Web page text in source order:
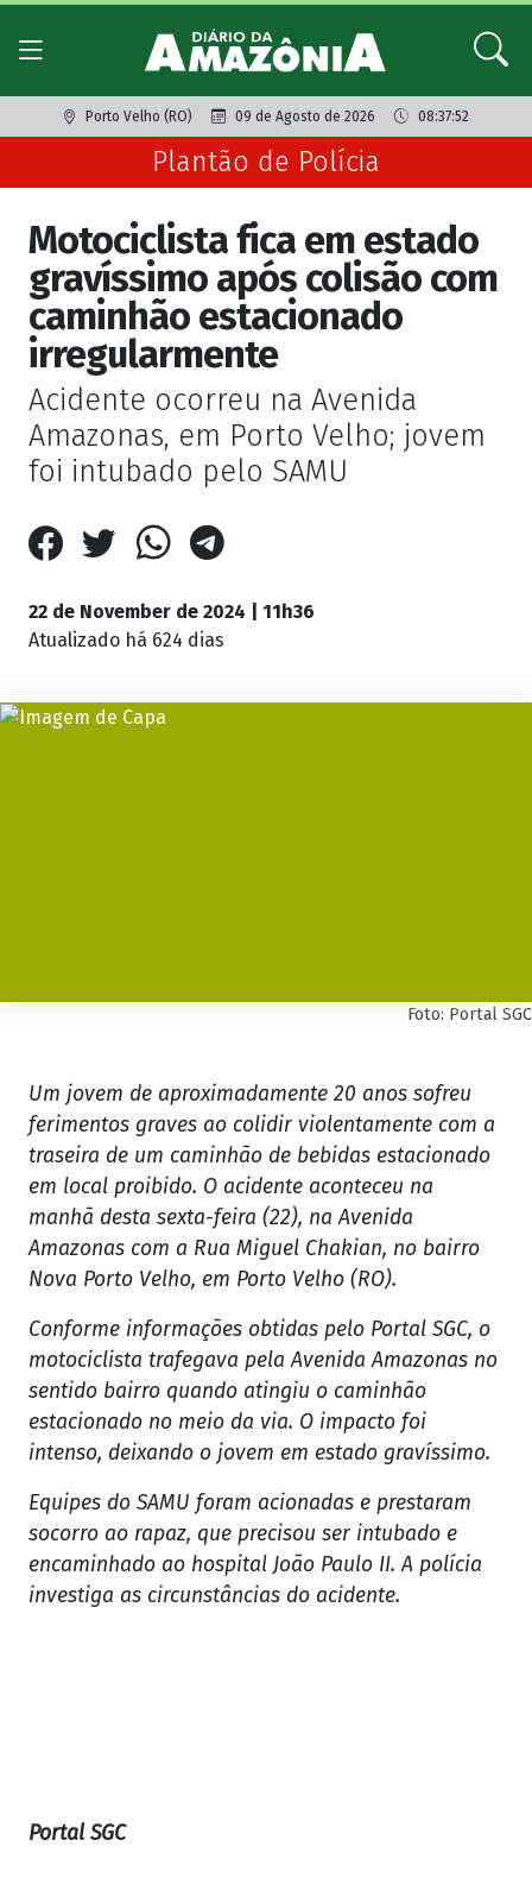
Porto Velho (RO) 09 de Agosto de 2026 08:37:52
Plantão de Polícia
Motociclista fica em estado
gravíssimo após colisão com
caminhão estacionado
irregularmente
Acidente ocorreu na Avenida
Amazonas, em Porto Velho; jovem
foi intubado pelo SAMU
22 de November de 2024 | 11h36
Atualizado há 624 dias
Foto: Portal SGC
Um jovem de aproximadamente 20 anos sofreu
ferimentos graves ao colidir violentamente com a
traseira de um caminhão de bebidas estacionado
em local proibido. O acidente aconteceu na
manhã desta sexta-feira (22), na Avenida
Amazonas com a Rua Miguel Chakian, no bairro
Nova Porto Velho, em Porto Velho (RO).
Conforme informações obtidas pelo Portal SGC, o
motociclista trafegava pela Avenida Amazonas no
sentido bairro quando atingiu o caminhão
estacionado no meio da via. O impacto foi
intenso, deixando o jovem em estado gravíssimo.
Equipes do SAMU foram acionadas e prestaram
socorro ao rapaz, que precisou ser intubado e
encaminhado ao hospital João Paulo II. A polícia
investiga as circunstâncias do acidente.
Portal SGC